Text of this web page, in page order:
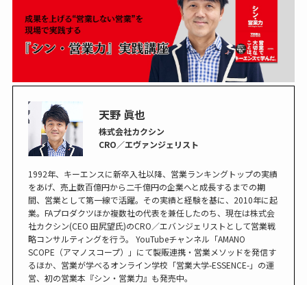
天野 眞也
株式会社カクシン
CRO／エヴァンジェリスト
1992年、キーエンスに新卒入社以降、営業ランキングトップの実績
をあげ、売上数百億円から二千億円の企業へと成長するまでの期
間、営業として第一線で活躍。その実績と経験を基に、2010年に起
業。FAプロダクツほか複数社の代表を兼任したのち、現在は株式会
社カクシン(CEO 田尻望氏)のCRO／エバンジェリストとして営業戦
略コンサルティングを行う。 YouTubeチャンネル「AMANO
SCOPE（アマノスコープ）」にて製販連携・営業メソッドを発信す
るほか、営業が学べるオンライン学校「営業大学-ESSENCE-」の運
営、初の営業本『シン・営業力』も発売中。